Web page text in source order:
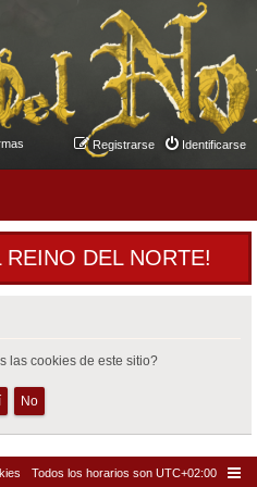
Identificarse
Registrarse
REINO DEL NORTE!
las cookies de este sitio?
Todos los horarios son UTC+02:00